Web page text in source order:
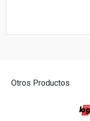
Otros Productos